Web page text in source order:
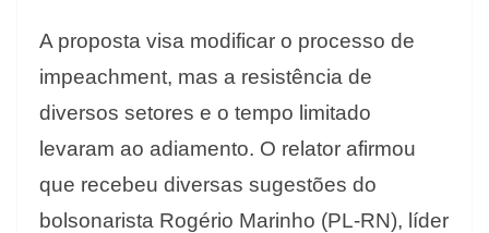
A proposta visa modificar o processo de
impeachment, mas a resistência de
diversos setores e o tempo limitado
levaram ao adiamento. O relator afirmou
que recebeu diversas sugestões do
bolsonarista Rogério Marinho (PL-RN), líder